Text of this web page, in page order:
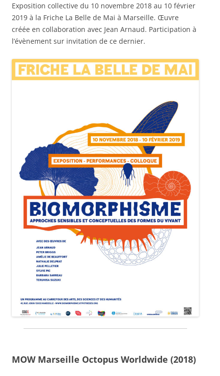
Exposition collective du 10 novembre 2018 au 10 février
2019 à la Friche La Belle de Mai à Marseille. Œuvre
créée en collaboration avec Jean Arnaud. Participation à
l’évènement sur invitation de ce dernier.
MOW Marseille Octopus Worldwide (2018)